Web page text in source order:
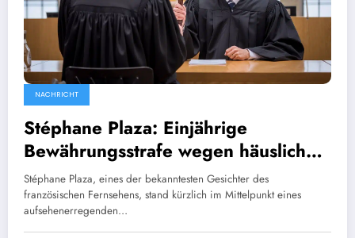
NACHRICHT
Stéphane Plaza: Einjährige
Bewährungsstrafe wegen häuslicher
Gewalt
Stéphane Plaza, eines der bekanntesten Gesichter des
französischen Fernsehens, stand kürzlich im Mittelpunkt eines
aufsehenerregenden…